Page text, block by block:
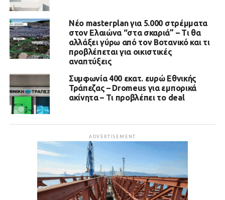
Νέο masterplan για 5.000 στρέμματα
στον Ελαιώνα “στα σκαριά” – Τι θα
αλλάξει γύρω από τον Βοτανικό και τι
προβλέπεται για οικιστικές
αναπτύξεις
Συμφωνία 400 εκατ. ευρώ Εθνικής
Τράπεζας – Dromeus για εμπορικά
ακίνητα – Τι προβλέπει το deal
ADVERTISEMENT